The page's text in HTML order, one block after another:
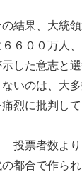
結果、大統領
６６００万人
した意志と
いのは、大
痛烈に批判し
投票者数より
の都合で作ら